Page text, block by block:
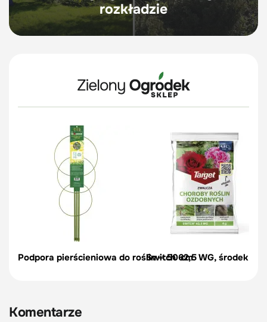
rozkładzie
Podpora pierścieniowa do roślin – 50 cmSwitch 62,5 WG, środek
Komentarze